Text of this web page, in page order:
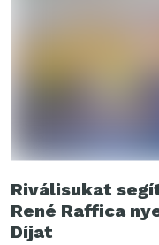
Riválisukat
René Raffica
Díjat